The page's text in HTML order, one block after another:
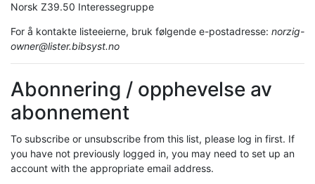
Norsk Z39.50 Interessegruppe
For å kontakte listeeierne, bruk følgende e-postadresse: norzig-
owner@lister.bibsyst.no
Abonnering / opphevelse av
abonnement
To subscribe or unsubscribe from this list, please log in first. If
you have not previously logged in, you may need to set up an
account with the appropriate email address.